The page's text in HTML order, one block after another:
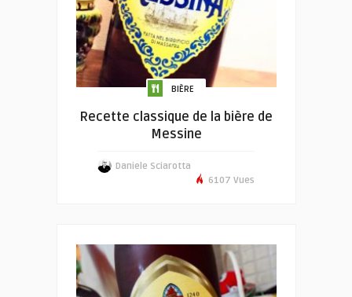
BIÈRE
Recette classique de la bière de
Messine
Daniele Sciarotta
6107 Vues